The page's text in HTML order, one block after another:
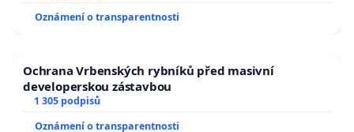
Oznámení o transparentnosti
Ochrana Vrbenských rybníků před masivní
developerskou zástavbou
1 305 podpisů
Oznámení o transparentnosti